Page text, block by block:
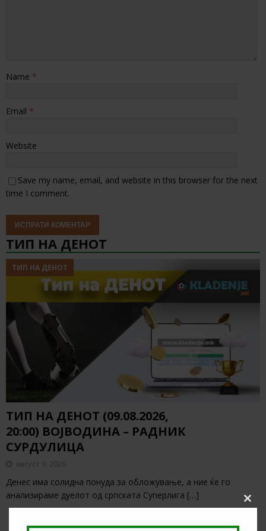
Name *
Email *
Website
Save my name, email, and website in this browser for the next
time I comment.
ТИП НА ДЕНОТ
ТИП НА ДЕНОТ
ТИП НА ДЕНОТ (09.08.2026,
20:00) ВОЈВОДИНА – РАДНИК
СУРДУЛИЦА
август 9, 2026
Денес има солидна понуда за обложување, а ние ќе го
анализираме дуелот од српската Суперлига […]
Close